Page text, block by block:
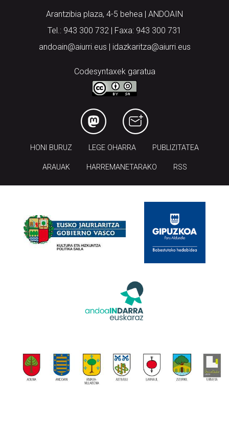
Arantzibia plaza, 4-5 behea | ANDOAIN
Tel.: 943 300 732 | Faxa: 943 300 731
andoain@aiurri.eus | idazkaritza@aiurri.eus
Codesyntaxek garatua
HONI BURUZ LEGE OHARRA PUBLIZITATEA
ARAUAK HARREMANETARAKO RSS